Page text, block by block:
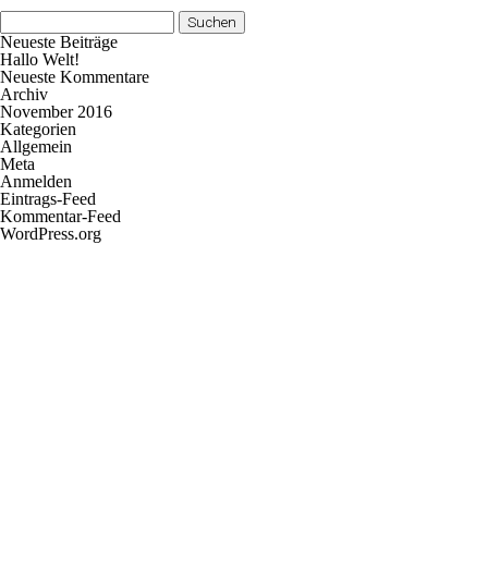
Suchen
nach:
Neueste Beiträge
Hallo Welt!
Neueste Kommentare
Archiv
November 2016
Kategorien
Allgemein
Meta
Anmelden
Eintrags-Feed
Kommentar-Feed
WordPress.org